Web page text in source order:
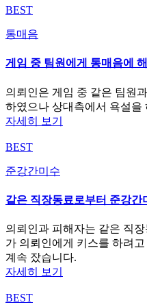
BEST
통매음
게임 중 팀원에게 통매음에
의뢰인은 게임 중 같은 팀원
하였으나 상대측에서 욕설을
자세히 보기
BEST
준강간미수
같은 직장동료로부터 준강간
의뢰인과 피해자는 같은 직
가 의뢰인에게 키스를 하려
계속 잤습니다.
자세히 보기
BEST